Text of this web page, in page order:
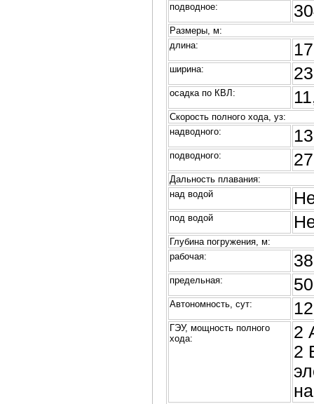
подводное:
Размеры, м:
длина:
ширина:
осадка по КВЛ:
Скорость полного хода, уз:
надводного:
13
подводного: 27
Дальность плавания:
над водой
под водой
Глубина погружения, м:
рабочая:
предельная:
Автономность, сут:
ГЭУ, мощность полного
хода:
2
2